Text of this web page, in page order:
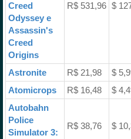
Creed
Odyssey e
Assassin's
Creed
Origins
R$ 531,96 $
Astronite R$ 21,98 $
Atomicrops R$ 16,48 $
Autobahn
Police
Simulator 3:
R$ 38,76 $